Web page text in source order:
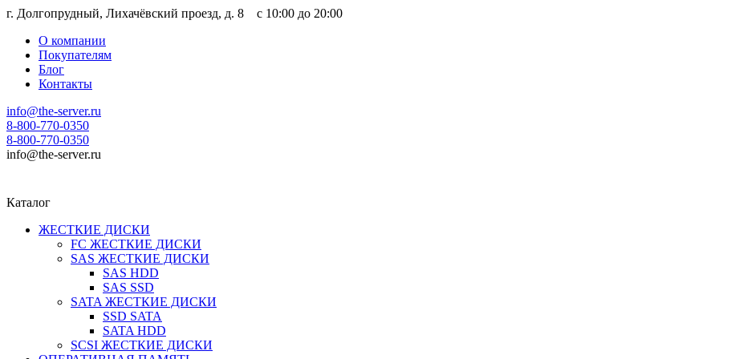
г. Долгопрудный, Лихачёвский проезд, д. 8 c 10:00 до 20:00
О компании
Покупателям
Блог
Контакты
info@the-server.ru
8-800-770-0350
8-800-770-0350
info@the-server.ru
Каталог
ЖЕСТКИЕ ДИСКИ
FC ЖЕСТКИЕ ДИСКИ
SAS ЖЕСТКИЕ ДИСКИ
SAS HDD
SAS SSD
SATA ЖЕСТКИЕ ДИСКИ
SSD SATA
SATA HDD
SCSI ЖЕСТКИЕ ДИСКИ